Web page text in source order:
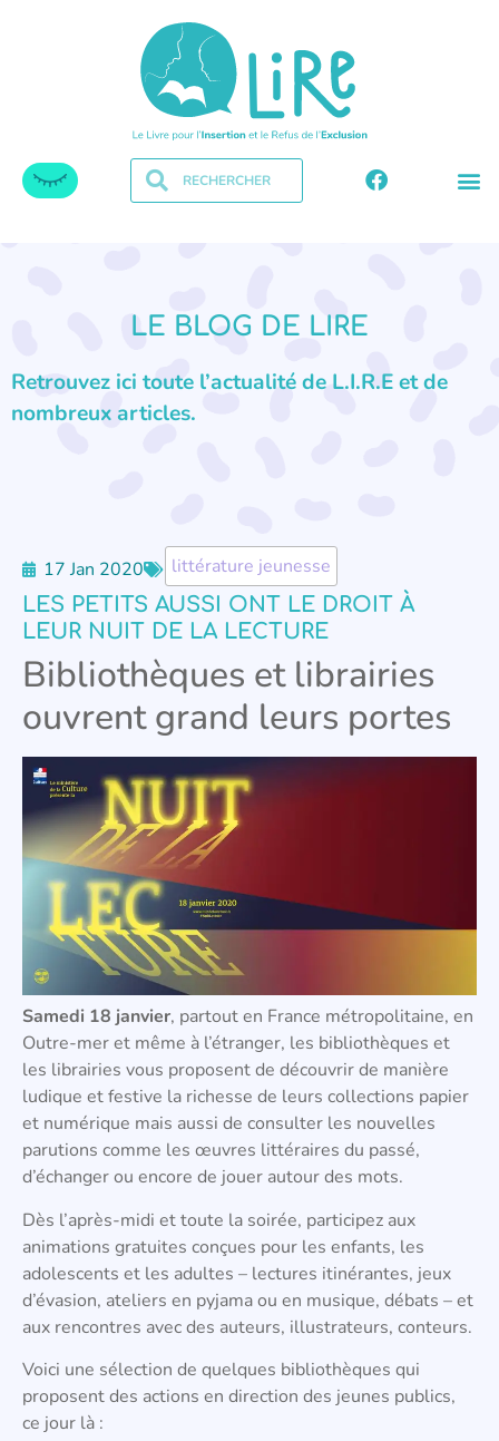
LE BLOG DE LIRE
Retrouvez ici toute l’actualité de L.I.R.E et de
nombreux articles.
17 Jan 2020 littérature jeunesse
LES PETITS AUSSI ONT LE DROIT À
LEUR NUIT DE LA LECTURE
Bibliothèques et librairies
ouvrent grand leurs portes
Samedi 18 janvier, partout en France métropolitaine, en
Outre-mer et même à l’étranger, les bibliothèques et
les librairies vous proposent de découvrir de manière
ludique et festive la richesse de leurs collections papier
et numérique mais aussi de consulter les nouvelles
parutions comme les œuvres littéraires du passé,
d’échanger ou encore de jouer autour des mots.
Dès l’après-midi et toute la soirée, participez aux
animations gratuites conçues pour les enfants, les
adolescents et les adultes – lectures itinérantes, jeux
d’évasion, ateliers en pyjama ou en musique, débats – et
aux rencontres avec des auteurs, illustrateurs, conteurs.
Voici une sélection de quelques bibliothèques qui
proposent des actions en direction des jeunes publics,
ce jour là :